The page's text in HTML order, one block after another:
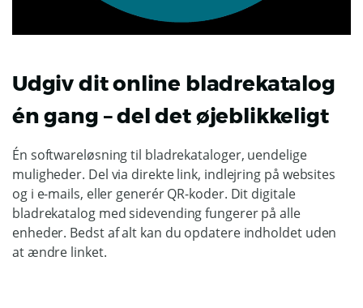
Udgiv dit online bladrekatalog
én gang – del det øjeblikkeligt
Én softwareløsning til bladrekataloger, uendelige
muligheder. Del via direkte link, indlejring på websites
og i e-mails, eller generér QR-koder. Dit digitale
bladrekatalog med sidevending fungerer på alle
enheder. Bedst af alt kan du opdatere indholdet uden
at ændre linket.